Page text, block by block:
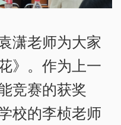
潇老师为大家
》。作为上一
竞赛的获奖
校的李桢老师